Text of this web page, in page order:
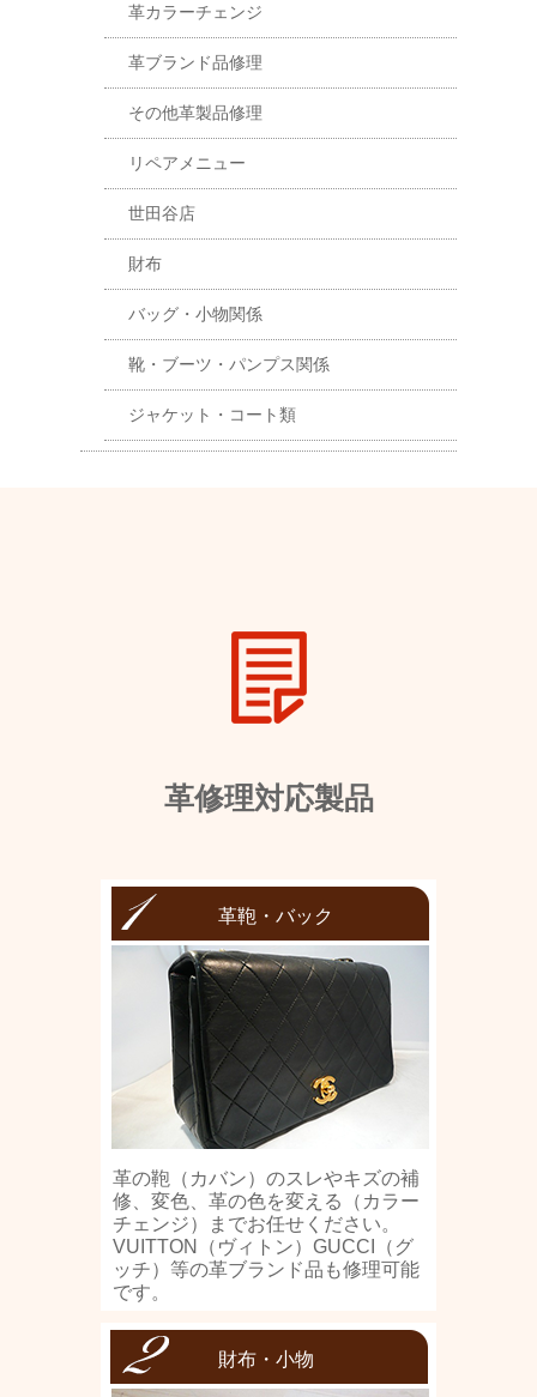
革カラーチェンジ
革ブランド品修理
その他革製品修理
リペアメニュー
世田谷店
財布
バッグ・小物関係
靴・ブーツ・パンプス関係
ジャケット・コート類
革修理対応製品
革鞄・バック
革の鞄（カバン）のスレやキズの補
修、変色、革の色を変える（カラー
チェンジ）までお任せください。
VUITTON（ヴィトン）GUCCI（グ
ッチ）等の革ブランド品も修理可能
です。
財布・小物